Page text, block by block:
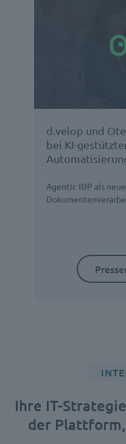
d.velop und
bei KI-
Agentic IDP als
Ihre IT-
der